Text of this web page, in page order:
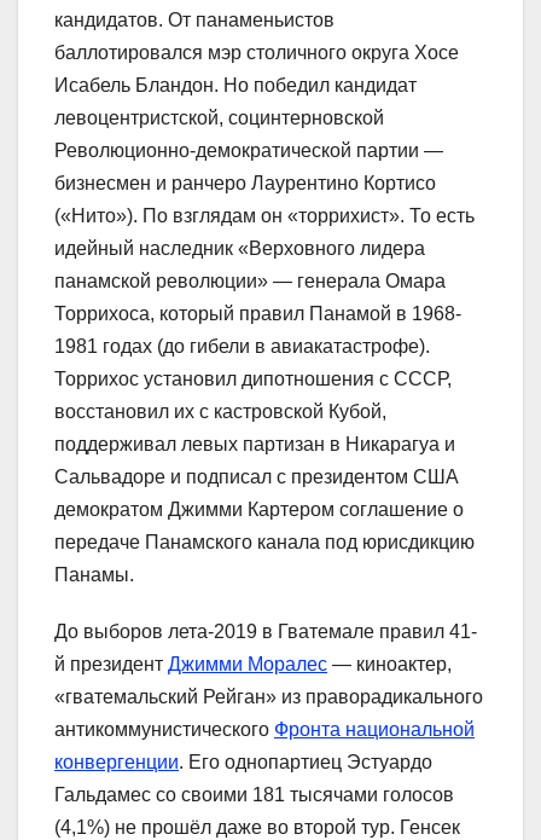
кандидатов. От панаменьистов
баллотировался мэр столичного округа Хосе
Исабель Бландон. Но победил кандидат
левоцентристской, социнтерновской
Революционно-демократической партии ―
бизнесмен и ранчеро Лаурентино Кортисо
(«Нито»). По взглядам он «торрихист». То есть
идейный наследник «Верховного лидера
панамской революции» ― генерала Омара
Торрихоса, который правил Панамой в 1968-
1981 годах (до гибели в авиакатастрофе).
Торрихос установил дипотношения с СССР,
восстановил их с кастровской Кубой,
поддерживал левых партизан в Никарагуа и
Сальвадоре и подписал с президентом США
демократом Джимми Картером соглашение о
передаче Панамского канала под юрисдикцию
Панамы.
До выборов лета-2019 в Гватемале правил 41-
й президент Джимми Моралес — киноактер,
«гватемальский Рейган» из праворадикального
антикоммунистического Фронта национальной
конвергенции. Его однопартиец Эстуардо
Гальдамес со своими 181 тысячами голосов
(4,1%) не прошёл даже во второй тур. Генсек